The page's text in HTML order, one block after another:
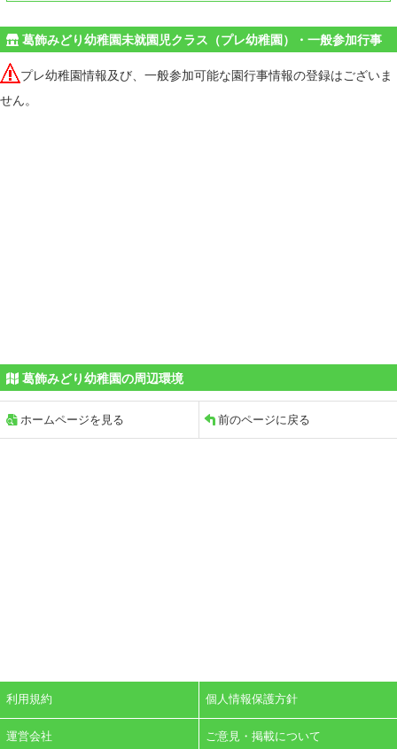
葛飾みどり幼稚園未就園児クラス（プレ幼稚園）・一般参加行事
プレ幼稚園情報及び、一般参加可能な園行事情報の登録はございま
せん。
葛飾みどり幼稚園の周辺環境
ホームページを見る 前のページに戻る
利用規約 個人情報保護方針
運営会社 ご意見・掲載について